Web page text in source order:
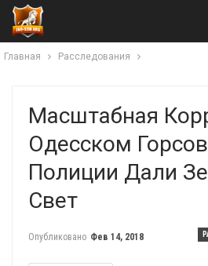
Главная Расследования
Масштабная
Одесском
Полиции Дали
Свет
Опубликовано Фев 14, 2018